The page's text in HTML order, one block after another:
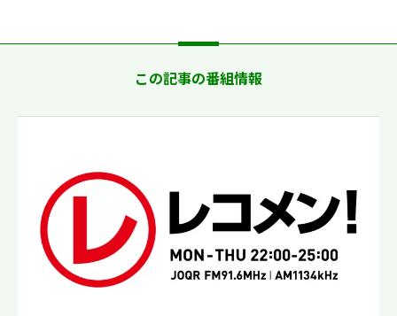
この記事の番組情報